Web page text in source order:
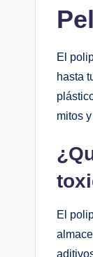
El
hasta
mitos
El